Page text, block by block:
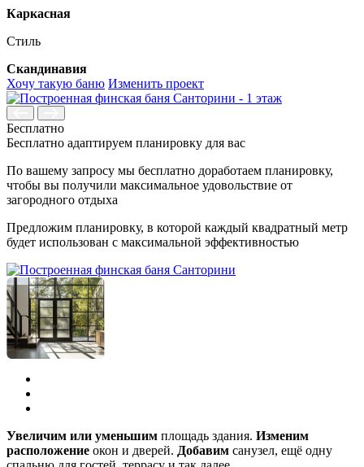
Каркасная
Стиль
Скандинавия
Хочу такую баню Изменить проект
Бесплатно
Бесплатно адаптируем планировку для вас
По вашему запросу мы бесплатно доработаем планировку,
чтобы вы получили максимальное удовольствие от
загородного отдыха
Предложим планировку, в которой каждый квадратный метр
будет использован с максимальной эффективностью
Увеличим или уменьшим площадь здания. Изменим
расположение окон и дверей. Добавим санузел, ещё одну